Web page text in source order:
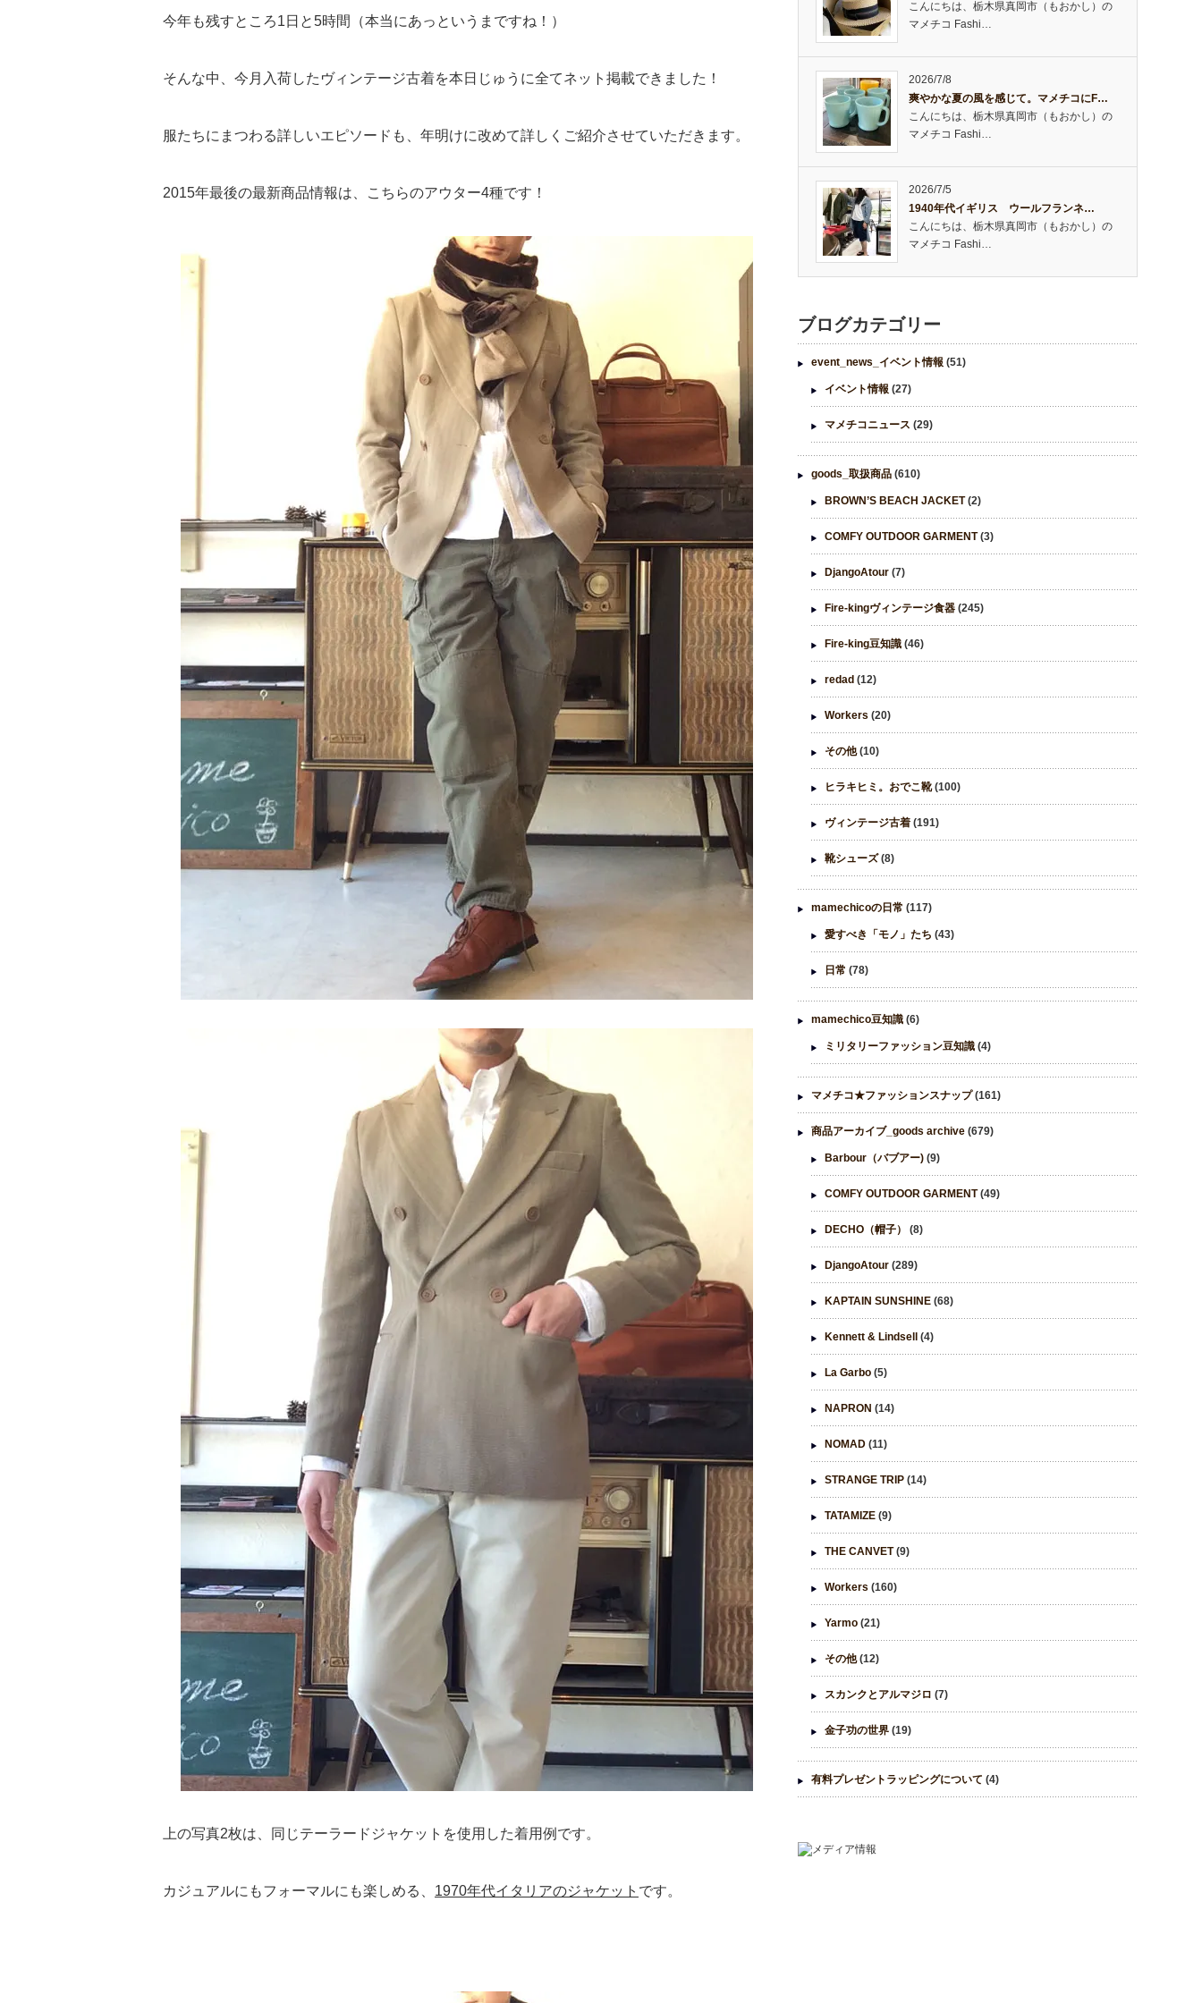
今年も残すところ1日と5時間（本当にあっというまですね！）
そんな中、今月入荷したヴィンテージ古着を本日じゅうに全てネット掲載できました！
服たちにまつわる詳しいエピソードも、年明けに改めて詳しくご紹介させていただきます。
2015年最後の最新商品情報は、こちらのアウター4種です！
上の写真2枚は、同じテーラードジャケットを使用した着用例です。
カジュアルにもフォーマルにも楽しめる、 1970年代イタリアのジャケット です。
こんにちは、栃木県真岡市（もおかし）の
マメチコ Fashi…
2026/7/8
爽やかな夏の風を感じて。マメチコにF…
こんにちは、栃木県真岡市（もおかし）の
マメチコ Fashi…
2026/7/5
1940年代イギリス ウールフランネ…
こんにちは、栃木県真岡市（もおかし）の
マメチコ Fashi…
ブログカテゴリー
event_news_イベント情報 (51)
イベント情報 (27)
マメチコニュース (29)
goods_取扱商品 (610)
BROWN’S BEACH JACKET(2)
COMFY OUTDOOR GARMENT(3)
DjangoAtour (7)
Fire-kingヴィンテージ食器 (245)
Fire-king豆知識 (46)
redad (12)
Workers (20)
その他(10)
ヒラキヒミ。おでこ靴(100)
ヴィンテージ古着 (191)
靴シューズ(8)
mamechicoの日常 (117)
愛すべき「モノ」たち (43)
日常 (78)
mamechico豆知識 (6)
ミリタリーファッション豆知識 (4)
マメチコ★ファッションスナップ(161)
商品アーカイブ_goods archive (679)
Barbour（バブアー) (9)
COMFY OUTDOOR GARMENT(49)
DECHO（帽子） (8)
DjangoAtour (289)
KAPTAIN SUNSHINE (68)
Kennett & Lindsell (4)
La Garbo (5)
NAPRON (14)
NOMAD (11)
STRANGE TRIP (14)
TATAMIZE (9)
THE CANVET(9)
Workers (160)
Yarmo (21)
その他(12)
スカンクとアルマジロ (7)
金子功の世界 (19)
有料プレゼントラッピングについて (4)